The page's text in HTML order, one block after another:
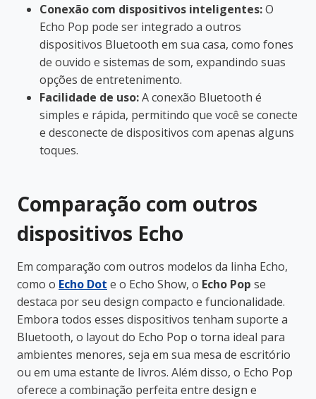
Conexão com dispositivos inteligentes:O
Echo Pop pode ser integrado a outros
dispositivos Bluetooth em sua casa, como fones
de ouvido e sistemas de som, expandindo suas
opções de entretenimento.
Facilidade de uso:A conexão Bluetooth é
simples e rápida, permitindo que você se conecte
e desconecte de dispositivos com apenas alguns
toques.
Comparação com outros
dispositivos Echo
Em comparação com outros modelos da linha Echo,
como o Echo Dot e o Echo Show, o Echo Pop se
destaca por seu design compacto e funcionalidade.
Embora todos esses dispositivos tenham suporte a
Bluetooth, o layout do Echo Pop o torna ideal para
ambientes menores, seja em sua mesa de escritório
ou em uma estante de livros. Além disso, o Echo Pop
oferece a combinação perfeita entre design e